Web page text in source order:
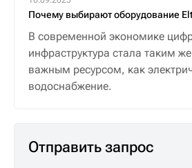
Почему выбирают оборудование
В современной экономике
инфраструктура стала таким
важным ресурсом, как
водоснабжение.
Отправить запрос